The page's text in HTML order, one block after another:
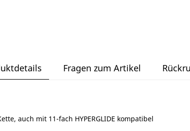
Fragen zum Artikel
auch mit 11-fach HYPERGLIDE kompatibel